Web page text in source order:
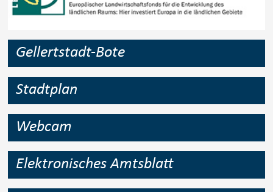
Gellertstadt-Bote
Stadtplan
Webcam
Elektronisches Amtsblatt